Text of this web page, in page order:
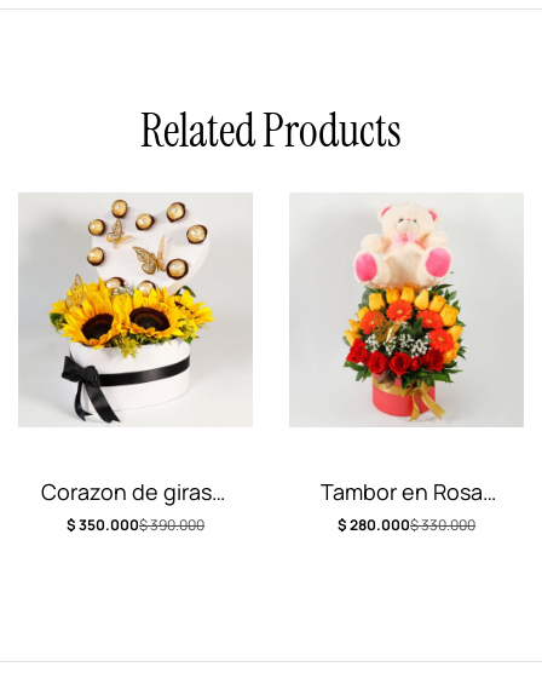
Related Products
Corazon de girasol
premiun
$390.000
$350.000
Tambor en Rosas
con Oso
$330.000
$280.000